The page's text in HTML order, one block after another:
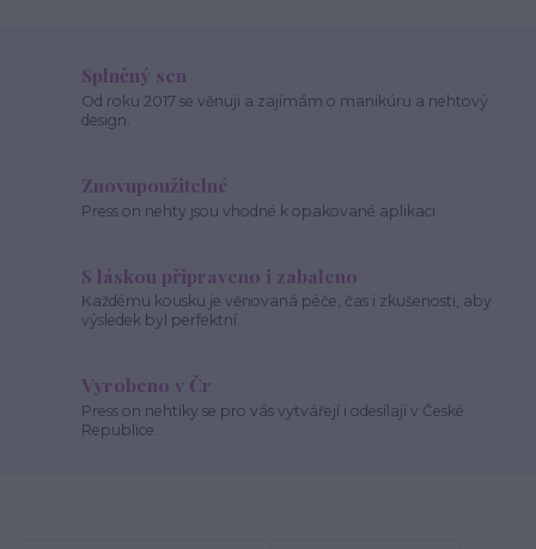
Splněný sen
Od roku 2017 se věnuji a zajímám o manikúru a nehtový
design.
Znovupoužitelné
Press on nehty jsou vhodné k opakované aplikaci.
S láskou připraveno i zabaleno
Každému kousku je věnovaná péče, čas i zkušenosti, aby
výsledek byl perfektní.
Vyrobeno v Čr
Press on nehtíky se pro vás vytvářejí i odesílají v České
Republice.